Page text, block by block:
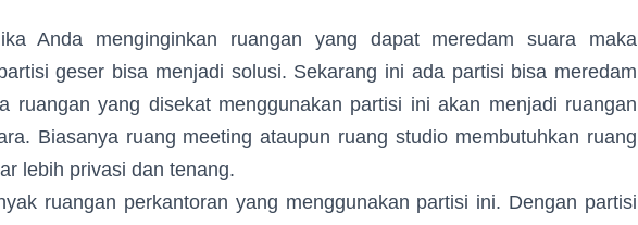
menginginkan ruangan yang dapat meredam suara maka
geser bisa menjadi solusi. Sekarang ini ada partisi bisa meredam
ruangan yang disekat menggunakan partisi ini akan menjadi ruangan
Biasanya ruang meeting ataupun ruang studio membutuhkan ruang
lebih privasi dan tenang.
ruangan perkantoran yang menggunakan partisi ini. Dengan partisi